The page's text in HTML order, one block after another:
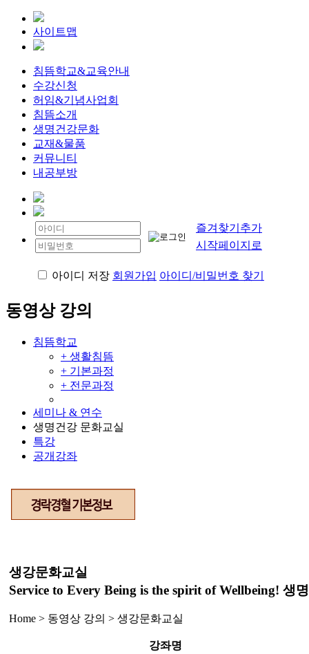
사이트맵
침뜸학교&교육안내
수강신청
허임&기념사업회
침뜸소개
생명건강문화
교재&물품
커뮤니티
내공부방
즐겨찾기추가
시작페이지로
아이디 저장 회원가입 아이디/비밀번호 찾기
동영상 강의
침뜸학교
+ 생활침뜸
+ 기본과정
+ 전문과정
세미나 & 연수
생명건강 문화교실
특강
공개강좌
생강문화교실
Service to Every Being is the spirit of Wellbeing! 생
Home > 동영상 강의 > 생강문화교실
강좌명